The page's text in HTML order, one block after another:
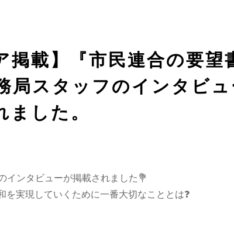
掲載】『市民連合の要望
局スタッフのインタビ
した。
インタビューが掲載されました💐
を実現していくために一番大切なこととは❓